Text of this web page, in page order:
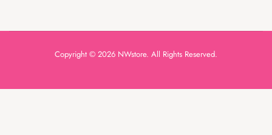
Copyright © 2026 NWstore. All Rights Reserved.